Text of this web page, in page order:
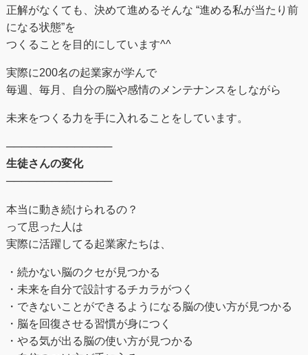
正解がなくても、決めて進めるそんな “進める私が当たり前
になる状態”を
つくることを目的にしています^^
実際に200名の起業家が学んで
毎週、毎月、自分の脳や感情のメンテナンスをしながら
未来をつくる⼒を手に入れることをしています。
──────────────
生徒さんの変化
──────────────
本当に動き続けられるの？
って思った人は
実際に活躍してる起業家たちは、
・続かない脳のクセが見つかる
・未来を自分で設計するチカラがつく
・できないことができるようになる脳の使い方が見つかる
・脳を回復させる習慣が身につく
・やる気が出る脳の使い方が見つかる